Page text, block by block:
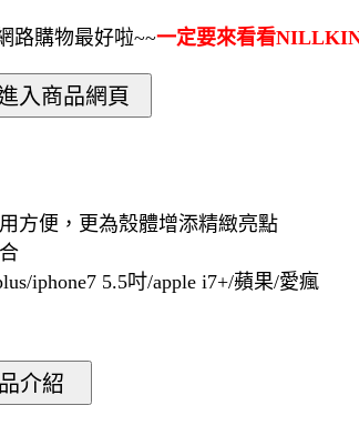
路購物最好啦~~一定要來看看
方便，更為殼體增添精緻亮點
iphone7 5.5吋/apple i7+/蘋果/愛瘋